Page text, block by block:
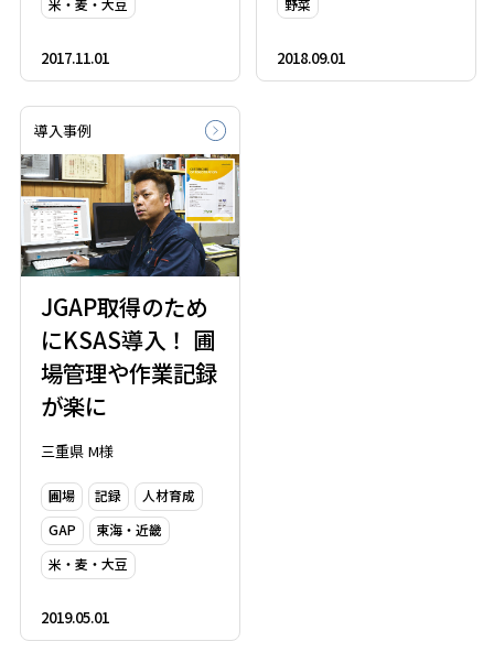
2017.11.01 2018.09.01
導入事例
JGAP取得のため
にKSAS導入！ 圃
場管理や作業記録
が楽に
三重県 M様
圃場 記録
人材育成
GAP
東海・近畿
米・麦・大豆
2019.05.01